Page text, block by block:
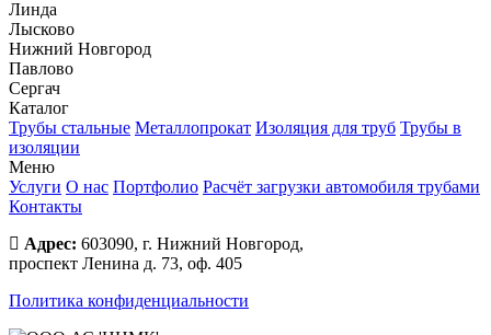
Линда
Лысково
Нижний Новгород
Павлово
Сергач
Каталог
Трубы стальные Металлопрокат Изоляция для труб Трубы в
изоляции
Меню
Услуги О нас Портфолио Расчёт загрузки автомобиля трубами
Контакты
Адрес: 603090, г. Нижний Новгород,
проспект Ленина д. 73, оф. 405
Политика конфиденциальности